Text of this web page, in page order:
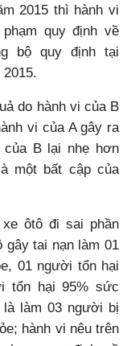
2015 thì hành vi
quy định về
bộ quy định tại
do hành vi của B
vi của A gây ra
của B lại nhẹ hơn
một bất cập của
ôtô đi sai phần
gây tai nạn làm 01
01 người tổn hại
tổn hại 95% sức
làm 03 người bị
hành vi nêu trên